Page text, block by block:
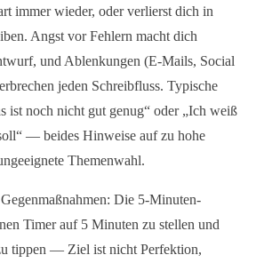
immer wieder, oder verlierst dich in
Angst vor Fehlern macht dich
und Ablenkungen (E-Mails, Social
jeden Schreibfluss. Typische
ist noch nicht gut genug“ oder „Ich weiß
— beides Hinweise auf zu hohe
Themenwahl.
Die 5-Minuten-
Timer auf 5 Minuten zu stellen und
tippen — Ziel ist nicht Perfektion,